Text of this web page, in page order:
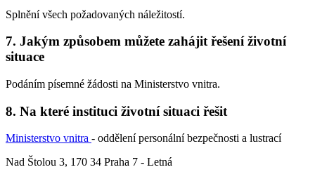
Splnění všech požadovaných náležitostí.
7. Jakým způsobem můžete zahájit řešení životní
situace
Podáním písemné žádosti na Ministerstvo vnitra.
8. Na které instituci životní situaci řešit
Ministerstvo vnitra - oddělení personální bezpečnosti a lustrací
Nad Štolou 3, 170 34 Praha 7 - Letná